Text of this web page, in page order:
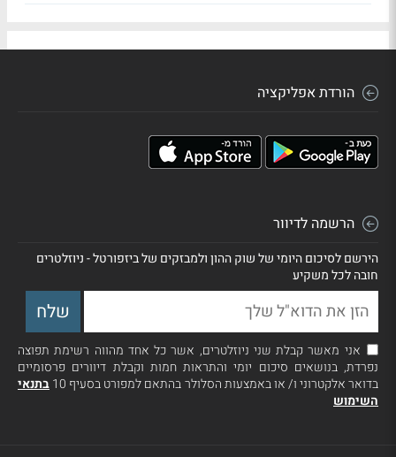
הורדת אפליקציה
הרשמה לדיוור
הירשם לסיכום היומי של שוק ההון ולמבזקים של ביזפורטל - ניוזלטרים
חובה לכל משקיע
אני מאשר קבלת שני ניוזלטרים, אשר כל אחד מהווה רשימת תפוצה
נפרדת, בנושאים סיכום יומי והתראות חמות וקבלת דיוורים פרסומיים
בדואר אלקטרוני ו/ או באמצעות הסלולר בהתאם למפורט בסעיף 10
בתנאי
השימוש